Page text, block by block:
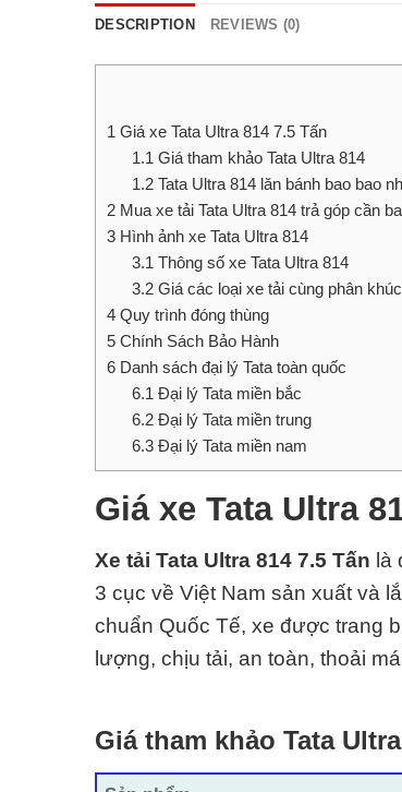
DESCRIPTION REVIEWS (0)
1 Giá xe Tata Ultra 814 7.5 Tấn
1.1 Giá tham khảo Tata Ultra 814
1.2Tata Ultra 814 lăn bánh bao bao
2 Mua xe tải Tata Ultra 814 trả góp cần
3 Hình ảnh xe Tata Ultra 814
3.1 Thông số xe Tata Ultra 814
3.2Giá các loại xe tải cùng phân khúc
4 Quy trình đóng thùng
5 Chính Sách Bảo Hành
6 Danh sách đại lý Tata toàn quốc
6.1 Đại lý Tata miền bắc
6.2Đại lý Tata miền trung
6.3Đại lý Tata miền nam
Giá xe Tata Ultra
Xe tải Tata Ultra 814 7.5 Tấn là
3 cục về Việt Nam sản xuất và
chuẩn Quốc Tế, xe được trang
lượng, chịu tải, an toàn, thoải
Giá tham khảo Tata